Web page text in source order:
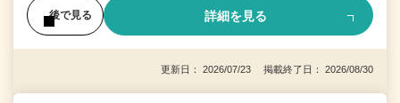
後で見る 詳細を見る
更新日： 2026/07/23 掲載終了日： 2026/08/30